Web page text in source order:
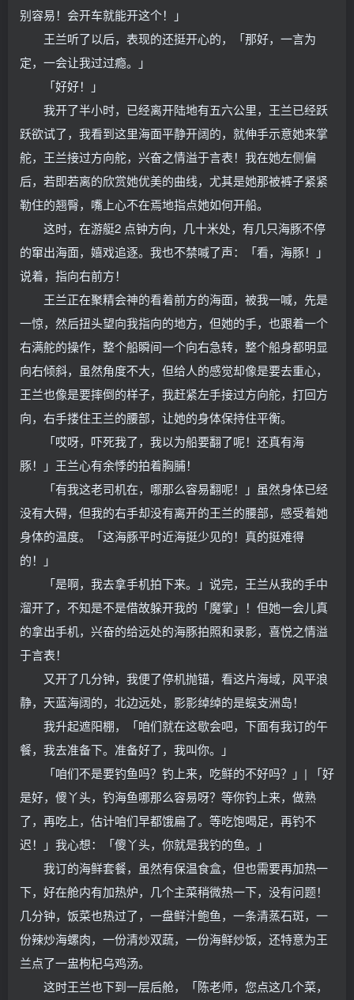
别容易！会开车就能开这个！」
王兰听了以后，表现的还挺开心的，「那好，一言为
定，一会让我过过瘾。」
「好好！」
我开了半小时，已经离开陆地有五六公里，王兰已经跃
跃欲试了，我看到这里海面平静开阔的，就伸手示意她来掌
舵，王兰接过方向舵，兴奋之情溢于言表！我在她左侧偏
后，若即若离的欣赏她优美的曲线，尤其是她那被裤子紧紧
勒住的翘臀，嘴上心不在焉地指点她如何开船。
这时，在游艇2 点钟方向，几十米处，有几只海豚不停
的窜出海面，嬉戏追逐。我也不禁喊了声：「看，海豚！」
说着，指向右前方！
王兰正在聚精会神的看着前方的海面，被我一喊，先是
一惊，然后扭头望向我指向的地方，但她的手，也跟着一个
右满舵的操作，整个船瞬间一个向右急转，整个船身都明显
向右倾斜，虽然角度不大，但给人的感觉却像是要去重心，
王兰也像是要摔倒的样子，我赶紧左手接过方向舵，打回方
向，右手搂住王兰的腰部，让她的身体保持住平衡。
「哎呀，吓死我了，我以为船要翻了呢！还真有海
豚！」王兰心有余悸的拍着胸脯！
「有我这老司机在，哪那么容易翻呢！」虽然身体已经
没有大碍，但我的右手却没有离开的王兰的腰部，感受着她
身体的温度。「这海豚平时近海挺少见的！真的挺难得
的！」
「是啊，我去拿手机拍下来。」说完，王兰从我的手中
溜开了，不知是不是借故躲开我的「魔掌」！但她一会儿真
的拿出手机，兴奋的给远处的海豚拍照和录影，喜悦之情溢
于言表！
又开了几分钟，我便了停机抛锚，看这片海域，风平浪
静，天蓝海阔的，北边远处，影影绰绰的是蜈支洲岛！
我升起遮阳棚，「咱们就在这歇会吧，下面有我订的午
餐，我去准备下。准备好了，我叫你。」
「咱们不是要钓鱼吗？钓上来，吃鲜的不好吗？」| 「好
是好，傻丫头，钓海鱼哪那么容易呀？等你钓上来，做熟
了，再吃上，估计咱们早都饿扁了。等吃饱喝足，再钓不
迟！」我心想：「傻丫头，你就是我钓的鱼。」
我订的海鲜套餐，虽然有保温食盒，但也需要再加热一
下，好在舱内有加热炉，几个主菜稍微热一下，没有问题！
几分钟，饭菜也热过了，一盘鲜汁鲍鱼，一条清蒸石斑，一
份辣炒海螺肉，一份清炒双蔬，一份海鲜炒饭，还特意为王
兰点了一盅枸杞乌鸡汤。
这时王兰也下到一层后舱，「陈老师，您点这几个菜，